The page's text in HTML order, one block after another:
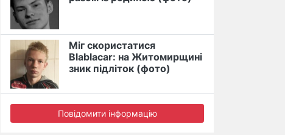
Міг скористатися
Blablacar: на Житомирщині
зник підліток (фото)
Повідомити інформацію